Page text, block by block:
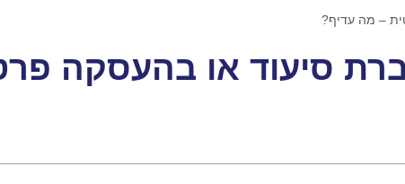
– מה עדיף?
סיעוד או בהעסקה